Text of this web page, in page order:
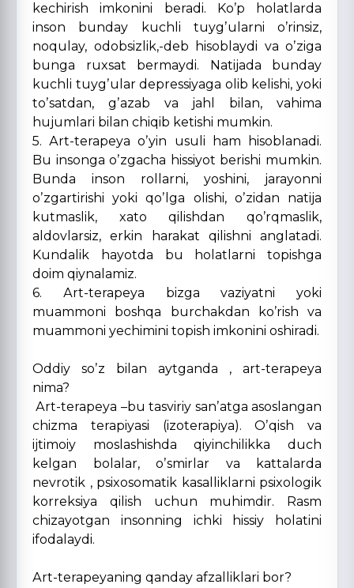
kechirish imkonini beradi. Koʼp holatlarda
inson bunday kuchli tuygʼularni oʼrinsiz,
noqulay, odobsizlik,-deb hisoblaydi va oʼziga
bunga ruxsat bermaydi. Natijada bunday
kuchli tuygʼular depressiyaga olib kelishi, yoki
toʼsatdan, gʼazab va jahl bilan, vahima
hujumlari bilan chiqib ketishi mumkin.
5. Аrt-terapeya oʼyin usuli ham hisoblanadi.
Bu insonga oʼzgacha hissiyot berishi mumkin.
Bunda inson rollarni, yoshini, jarayonni
oʼzgartirishi yoki qoʼlga olishi, oʼzidan natija
kutmaslik, xato qilishdan qoʼrqmaslik,
aldovlarsiz, erkin harakat qilishni anglatadi.
Kundalik hayotda bu holatlarni topishga
doim qiynalamiz.
6. Аrt-terapeya bizga vaziyatni yoki
muammoni boshqa burchakdan koʼrish va
muammoni yechimini topish imkonini oshiradi.
Oddiy soʼz bilan aytganda , art-terapeya
nima?
Аrt-terapeya –bu tasviriy sanʼatga asoslangan
chizma terapiyasi (izoterapiya). Oʼqish va
ijtimoiy moslashishda qiyinchilikka duch
kelgan bolalar, oʼsmirlar va kattalarda
nevrotik , psixosomatik kasalliklarni psixologik
korreksiya qilish uchun muhimdir. Rasm
chizayotgan insonning ichki hissiy holatini
ifodalaydi.
Аrt-terapeyaning qanday afzalliklari bor?